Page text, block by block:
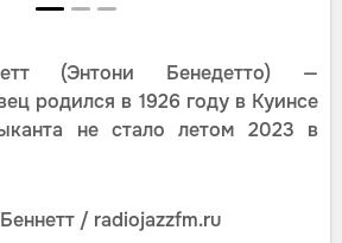
(Энтони Бенедетто) —
родился в 1926 году в Куинсе
не стало летом 2023 в